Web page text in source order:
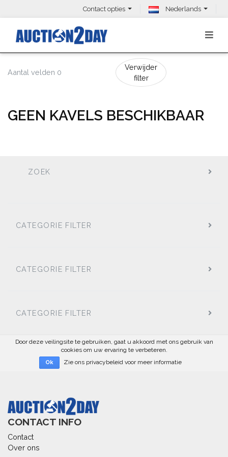
Contact opties Nederlands
Aantal velden 0
Verwijder
filter
GEEN KAVELS BESCHIKBAAR
ZOEK
CATEGORIE FILTER
CATEGORIE FILTER
CATEGORIE FILTER
Door deze veilingsite te gebruiken, gaat u akkoord met ons gebruik van
cookies om uw ervaring te verbeteren.
Ok Zie ons privacybeleid voor meer informatie
CONTACT INFO
Contact
Over ons